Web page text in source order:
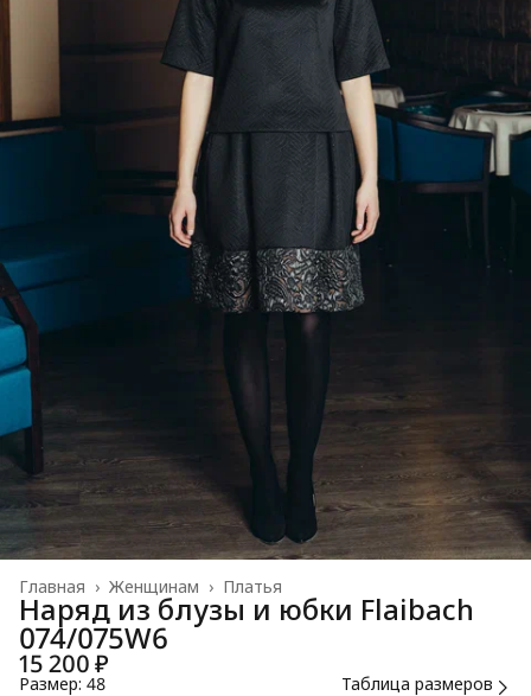
Платья
Женщинам ›
Главная ›
Наряд из блузы и юбки Flaibach
074/075W6
15 200 ₽
Размер: 48
Таблица размеров